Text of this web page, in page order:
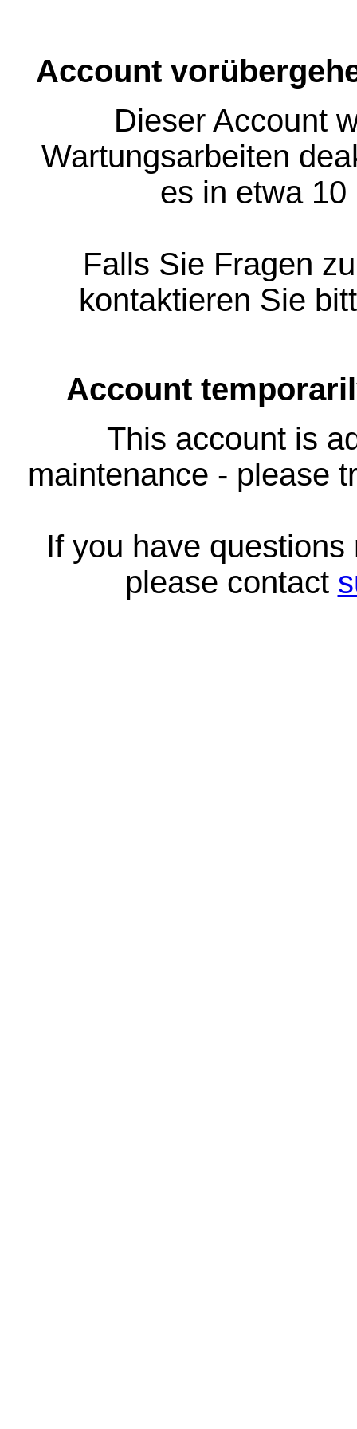
Account
Dieser Account
Wartungsarbeiten
es in etwa
Falls Sie Fragen
kontaktieren Sie
Account
This account is
maintenance - please
If you have
please contact